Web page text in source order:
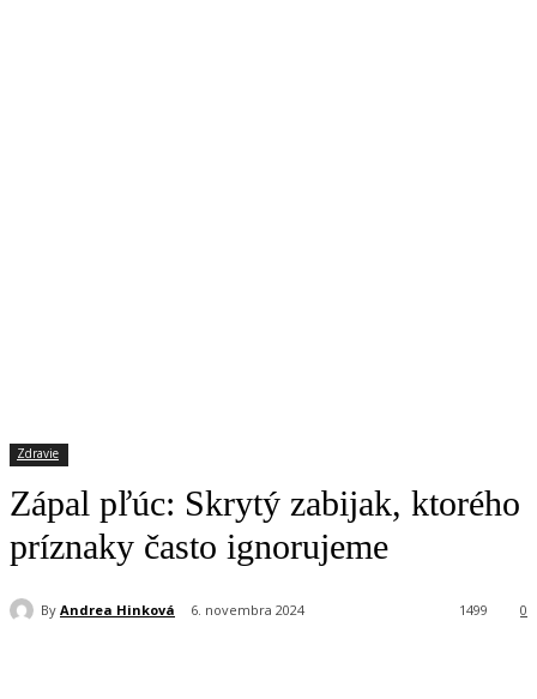
Zdravie
Zápal pľúc: Skrytý zabijak, ktorého
príznaky často ignorujeme
By Andrea Hinková 6. novembra 2024 0
1499